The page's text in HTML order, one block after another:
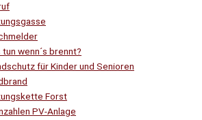
tun wenn´s brennt?
für Kinder und Senioren
Forst
PV-Anlage